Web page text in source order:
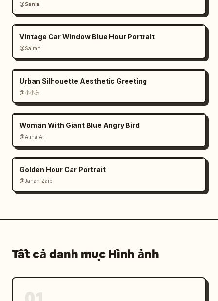
@𝗦𝗮𝗻𝗶𝗮
Vintage Car Window Blue Hour Portrait
@Sairah
Urban Silhouette Aesthetic Greeting
@小小东
Woman With Giant Blue Angry Bird
@Alina Ai
Golden Hour Car Portrait
@Jahan Zaib
Tất cả danh mục Hình ảnh